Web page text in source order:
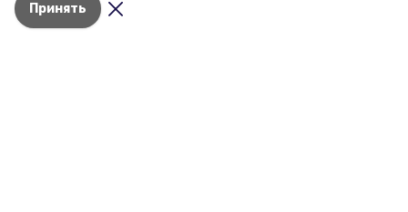
Принять
фоторепортаже «Победы26».
Разделы